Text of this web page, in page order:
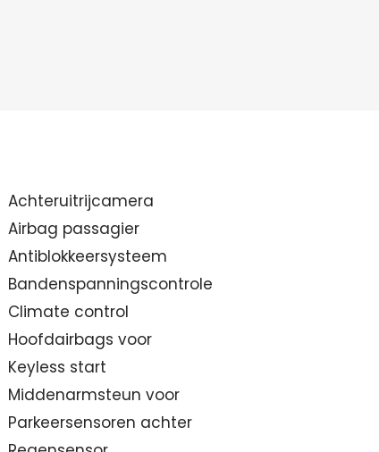
Achteruitrijcamera
Airbag passagier
Antiblokkeersysteem
Bandenspanningscontrole
Climate control
Hoofdairbags voor
Keyless start
Middenarmsteun voor
Parkeersensoren achter